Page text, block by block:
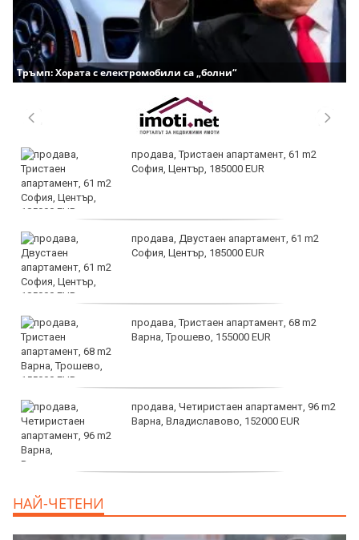
Тръмп: Хората с електромобили са „болни“
продава, Тристаен апартамент, 61 m2
София, Център, 185000 EUR
продава, Двустаен апартамент, 61 m2
София, Център, 185000 EUR
продава, Тристаен апартамент, 68 m2
Варна, Трошево, 155000 EUR
продава, Четиристаен апартамент, 96 m2
Варна, Владиславово, 152000 EUR
НАЙ-ЧЕТЕНИ